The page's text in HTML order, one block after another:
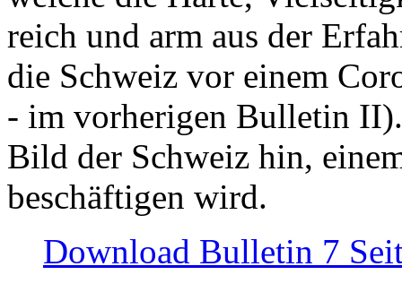
reich und arm aus der
die Schweiz vor einem
- im vorherigen Bulletin
Bild der Schweiz hin,
beschäftigen wird.
Download Bulletin 7